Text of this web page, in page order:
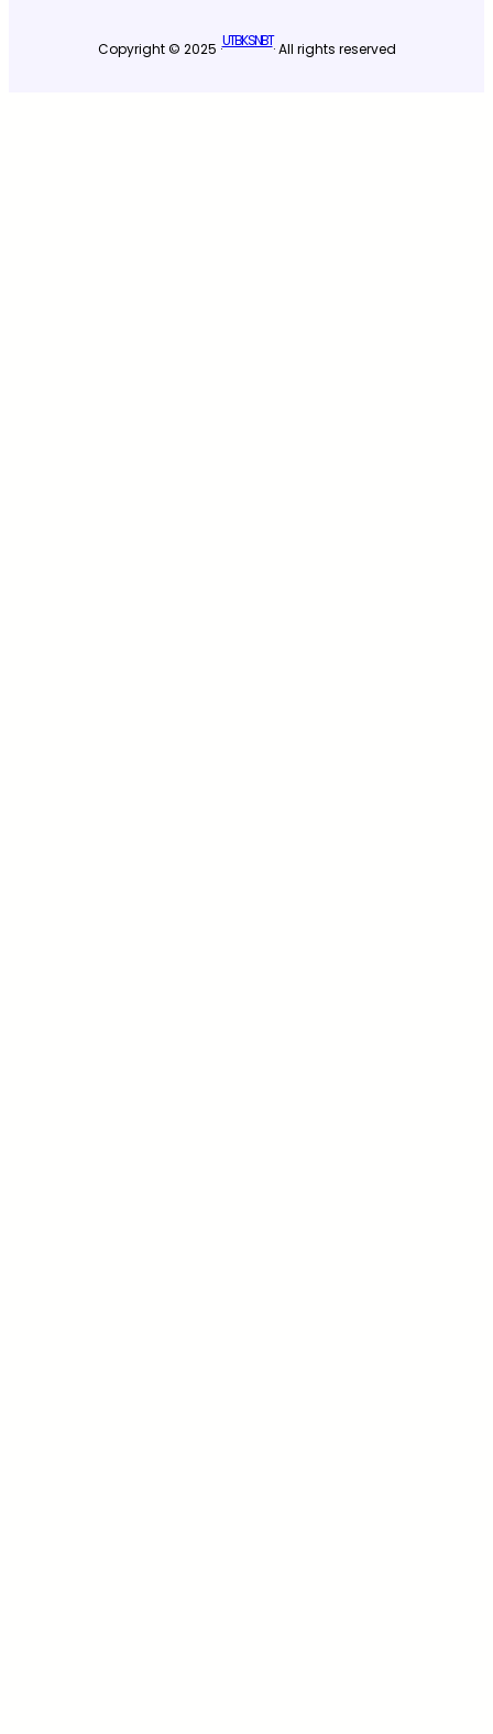
Copyright © 2025 ·UTBK SNBT· All rights reserved